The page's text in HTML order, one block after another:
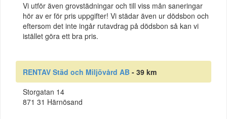
Vi utför även grovstädningar och till viss mån saneringar
hör av er för pris uppgifter! Vi städar även ur dödsbon och
eftersom det inte ingår rutavdrag på dödsbon så kan vi
istället göra ett bra pris.
RENTAV Städ och Miljövård AB - 39 km
Storgatan 14
871 31 Härnösand